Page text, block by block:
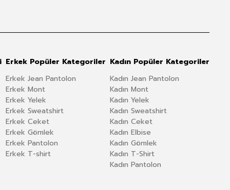
Erkek Popüler Kategoriler
Erkek Jean Pantolon
Erkek Mont
Erkek Yelek
Erkek Sweatshirt
Erkek Ceket
Erkek Gömlek
Erkek Pantolon
Erkek T-shirt
Kadın Popüler Kategoriler
Kadın Jean Pantolon
Kadın Mont
Kadın Yelek
Kadın Sweatshirt
Kadın Ceket
Kadın Elbise
Kadın Gömlek
Kadın T-Shirt
Kadın Pantolon